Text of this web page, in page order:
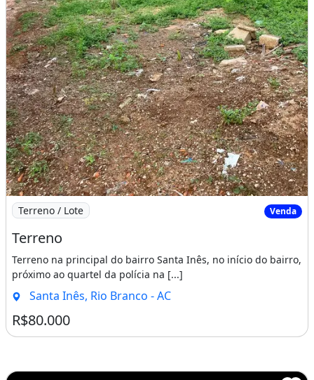
Imagem: Terreno
Terreno / Lote Venda
Terreno
Terreno na principal do bairro Santa Inês, no início do bairro,
próximo ao quartel da polícia na [...]
Santa Inês, Rio Branco - AC
R$80.000